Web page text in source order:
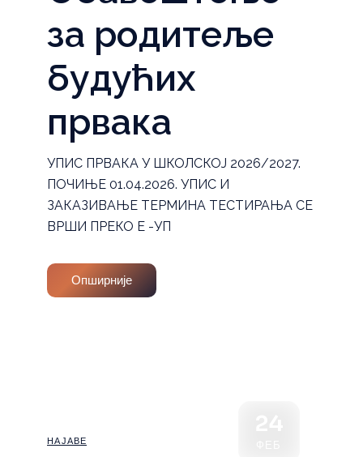
за родитеље
будућих
првака
УПИС ПРВАКА У ШКОЛСКОЈ 2026/2027.
ПОЧИЊЕ 01.04.2026. УПИС И
ЗАКАЗИВАЊЕ ТЕРМИНА ТЕСТИРАЊА СЕ
ВРШИ ПРЕКО Е -УП
Опширније
НАЈАВЕ